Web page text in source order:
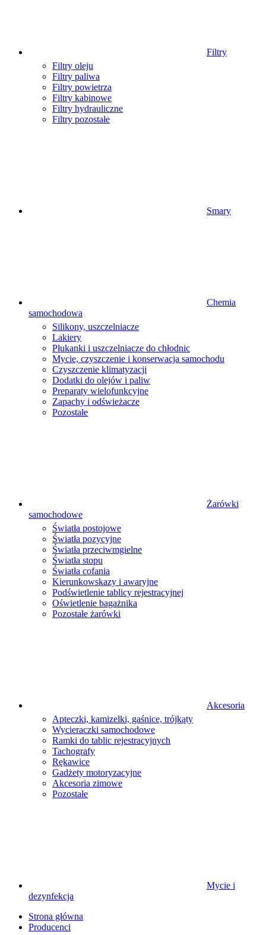
Filtry
Filtry oleju
Filtry paliwa
Filtry powietrza
Filtry kabinowe
Filtry hydrauliczne
Filtry pozostałe
Smary
Chemia
samochodowa
Silikony, uszczelniacze
Lakiery
Płukanki i uszczelniacze do chłodnic
Mycie, czyszczenie i konserwacja samochodu
Czyszczenie klimatyzacji
Dodatki do olejów i paliw
Preparaty wielofunkcyjne
Zapachy i odświeżacze
Pozostałe
Żarówki
samochodowe
Światła postojowe
Światła pozycyjne
Światła przeciwmgielne
Światła stopu
Światła cofania
Kierunkowskazy i awaryjne
Podświetlenie tablicy rejestracyjnej
Oświetlenie bagażnika
Pozostałe żarówki
Akcesoria
Apteczki, kamizelki, gaśnice, trójkąty
Wycieraczki samochodowe
Ramki do tablic rejestracyjnych
Tachografy
Rękawice
Gadżety motoryzacyjne
Akcesoria zimowe
Pozostałe
Mycie i
dezynfekcja
Strona główna
Producenci